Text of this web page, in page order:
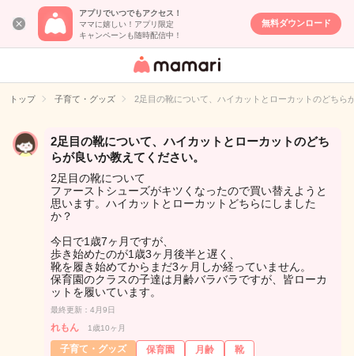
アプリでいつでもアクセス！
ママに嬉しい！アプリ限定
キャンペーンも随時配信中！
無料ダウンロード
女性専用匿名QA
イト
トップ 子育て・グッズ 2足目の靴について、ハイカットとローカットのどちら
2足目の靴について、ハイカットとローカットのどち
らが良いか教えてください。
2足目の靴について
ファーストシューズがキツくなったので買い替えようと
思います。ハイカットとローカットどちらにしました
か？
今日で1歳7ヶ月ですが、
歩き始めたのが1歳3ヶ月後半と遅く、
靴を履き始めてからまだ3ヶ月しか経っていません。
保育園のクラスの子達は月齢バラバラですが、皆ローカ
ットを履いています。
最終更新：4月9日
れもん 1歳10ヶ月
子育て・グッズ 保育園 月齢
靴